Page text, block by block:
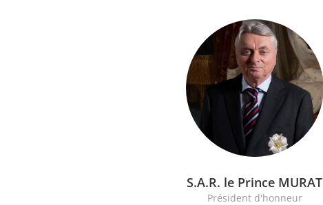
S.A.R. le Prince MURAT
Président d'honneur